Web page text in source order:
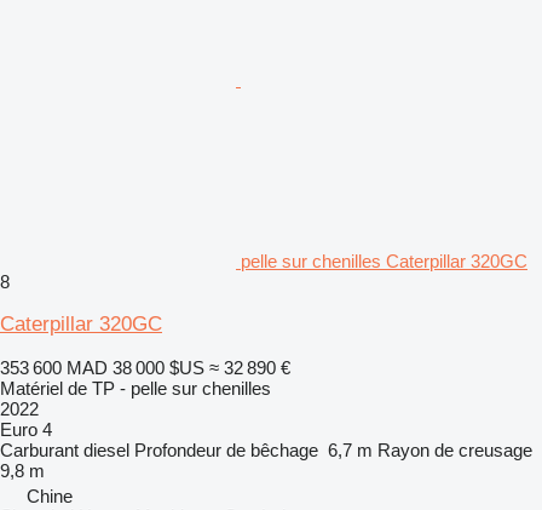
pelle sur chenilles Caterpillar 320GC
8
Caterpillar 320GC
353 600 MAD 38 000 $US ≈ 32 890 €
Matériel de TP - pelle sur chenilles
2022
Euro 4
Carburant diesel Profondeur de bêchage 6,7 m Rayon de creusage
9,8 m
Chine